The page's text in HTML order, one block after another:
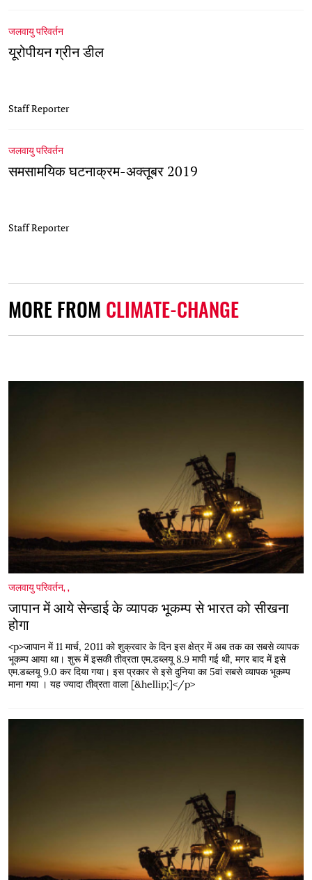
जलवायु परिवर्तन
यूरोपीयन ग्रीन डील
Staff Reporter
जलवायु परिवर्तन
समसामयिक घटनाक्रम-अक्तूबर 2019
Staff Reporter
MORE FROM CLIMATE-CHANGE
जलवायु परिवर्तन,,
जापान में आये सेन्डाई के व्यापक भूकम्प से भारत को सीखना
होगा
<p>जापान में 11 मार्च, 2011 को शुक्रवार के दिन इस क्षेत्र में अब तक का सबसे व्यापक
भूकम्प आया था। शुरू में इसकी तीव्रता एम.डब्लयू 8.9 मापी गई थी, मगर बाद में इसे
एम.डब्लयू 9.0 कर दिया गया। इस प्रकार से इसे दुनिया का 5वां सबसे व्यापक भूकम्प
माना गया । यह ज्यादा तीव्रता वाला [&hellip;]</p>